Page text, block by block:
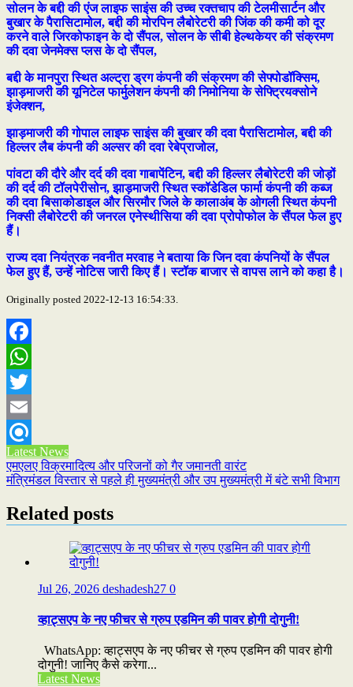
सोलन के बद्दी की एंज लाइफ साइंस की उच्च रक्तचाप की टेलमीसार्टन और
बुखार के पैरासिटामोल, बद्दी की मोरपिन लैबोरेटरी की जिंक की कमी को दूर
करने वाले जिरकोफाइन के दो सैंपल, सोलन के सीबी हेल्थकेयर की संक्रमण
की दवा जेनमेक्स प्लस के दो सैंपल,
बद्दी के मानपुरा स्थित अल्ट्रा ड्रग कंपनी की संक्रमण की सेफ्पोडॉक्सिम,
झाड़माजरी की यूनिटेल फार्मुलेशन कंपनी की निमोनिया के सेफ्ट्रियक्सोने
इंजेक्शन,
झाड़माजरी की गोपाल लाइफ साइंस की बुखार की दवा पैरासिटामोल, बद्दी की
हिल्लर लैब कंपनी की अल्सर की दवा रेबेप्राजोल,
पांवटा की दौरे और दर्द की दवा गाबापेंटिन, बद्दी की हिल्लर लैबोरेटरी की जोड़ों
की दर्द की टॉलपेरीसोन, झाड़माजरी स्थित स्कॉडेडिल फार्मा कंपनी की कब्ज
की दवा बिसाकोडाइल और सिरमौर जिले के कालाअंब के ओगली स्थित कंपनी
निक्सी लैबोरेटरी की जनरल एनेस्थीसिया की दवा प्रोपोफोल के सैंपल फेल हुए
हैं।
राज्य दवा नियंत्रक नवनीत मरवाह ने बताया कि जिन दवा कंपनियों के सैंपल
फेल हुए हैं, उन्हें नोटिस जारी किए हैं। स्टॉक बाजार से वापस लाने को कहा है।
Originally posted 2022-12-13 16:54:33.
Facebook
WhatsApp
Twitter
Email
Refind
Latest News
Post
navigation
एमएलए विक्रमादित्य और परिजनों को गैर जमानती वारंट
मंत्रिमंडल विस्तार से पहले ही मुख्यमंत्री और उप मुख्यमंत्री में बंटे सभी विभाग
Related posts
Jul 26, 2026 deshadesh27 0
व्हाट्सएप के नए फीचर से ग्रुप एडमिन की पावर होगी दोगुनी!
WhatsApp: व्हाट्सएप के नए फीचर से ग्रुप एडमिन की पावर होगी
दोगुनी! जानिए कैसे करेगा...
Latest News